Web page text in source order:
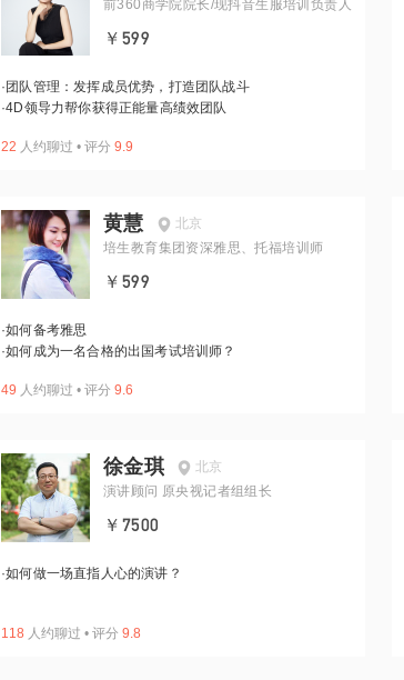
前360商学院院长/现抖音生服培训负责人
￥599
· 团队管理：发挥成员优势，打造团队战斗
·4D领导力帮你获得正能量高绩效团队
22 人约聊过 • 评分 9.9
黄慧
北京
培生教育集团资深雅思、托福培训师
￥599
·如何备考雅思
·如何成为一名合格的出国考试培训师？
49 人约聊过 • 评分 9.6
徐金琪
北京
演讲顾问 原央视记者组组长
￥7500
·如何做一场直指人心的演讲？
118 人约聊过 • 评分 9.8